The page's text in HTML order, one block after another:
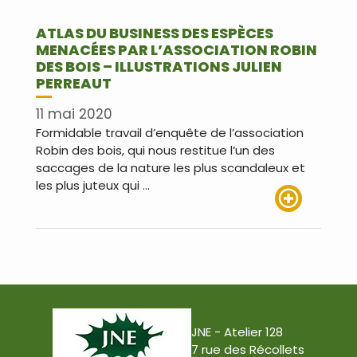
ATLAS DU BUSINESS DES ESPÈCES
MENACÉES PAR L’ASSOCIATION ROBIN
DES BOIS – ILLUSTRATIONS JULIEN
PERREAUT
11 mai 2020
Formidable travail d’enquête de l’association
Robin des bois, qui nous restitue l’un des
saccages de la nature les plus scandaleux et
les plus juteux qui …
JNE - Atelier 128
7 rue des Récollets